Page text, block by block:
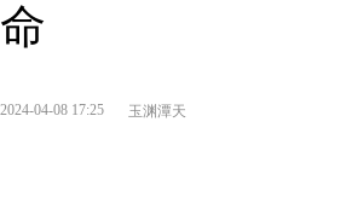
命
2024-04-08 17:25 玉渊潭天